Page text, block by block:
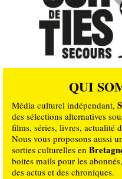
QUI
Média culturel indépendant,
des sélections alternatives
films, séries, livres, actualité
Nous vous proposons aussi
sorties culturelles en
boites mails pour les
des actus et des chroniques.